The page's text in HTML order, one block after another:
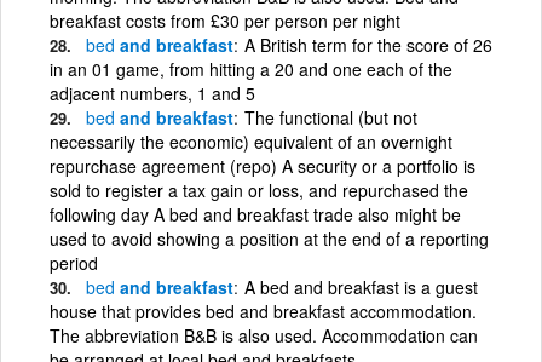
breakfast costs from £30 per person per night
bed and breakfast A British term for the score of 26
in an 01 game, from hitting a 20 and one each of the
adjacent numbers, 1 and 5
bed and breakfast The functional (but not
necessarily the economic) equivalent of an overnight
repurchase agreement (repo) A security or a portfolio is
sold to register a tax gain or loss, and repurchased the
following day A bed and breakfast trade also might be
used to avoid showing a position at the end of a reporting
period
bed and breakfast A bed and breakfast is a guest
house that provides bed and breakfast accommodation.
The abbreviation B&B is also used. Accommodation can